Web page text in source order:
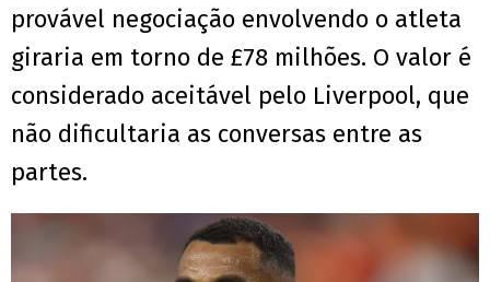
provável negociação envolvendo o atleta
giraria em torno de £78 milhões. O valor é
considerado aceitável pelo Liverpool, que
não dificultaria as conversas entre as
partes.